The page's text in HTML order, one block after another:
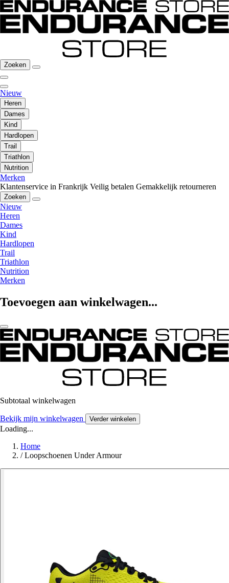
Zoeken
Nieuw
Heren
Dames
Kind
Hardlopen
Trail
Triathlon
Nutrition
Merken
Klantenservice in Frankrijk Veilig betalen Gemakkelijk retourneren
Zoeken
Nieuw
Heren
Dames
Kind
Hardlopen
Trail
Triathlon
Nutrition
Merken
Toevoegen aan winkelwagen...
Subtotaal winkelwagen
Bekijk mijn winkelwagen Verder winkelen
Loading...
Home
/ Loopschoenen Under Armour